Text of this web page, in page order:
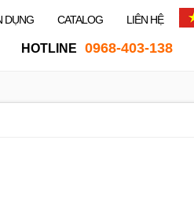
DỤNG CATALOG LIÊN HỆ
HOTLINE 0968-403-138